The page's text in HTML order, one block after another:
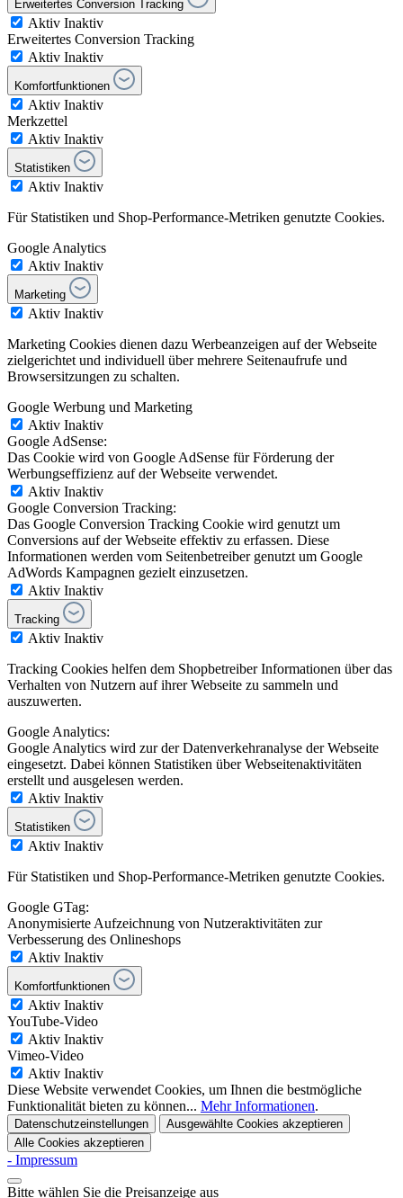
Erweitertes Conversion Tracking
Aktiv Inaktiv
Erweitertes Conversion Tracking
Aktiv Inaktiv
Komfortfunktionen
Aktiv Inaktiv
Merkzettel
Aktiv Inaktiv
Statistiken
Aktiv Inaktiv
Für Statistiken und Shop-Performance-Metriken genutzte Cookies.
Google Analytics
Aktiv Inaktiv
Marketing
Aktiv Inaktiv
Marketing Cookies dienen dazu Werbeanzeigen auf der Webseite
zielgerichtet und individuell über mehrere Seitenaufrufe und
Browsersitzungen zu schalten.
Google Werbung und Marketing
Aktiv Inaktiv
Google AdSense:
Das Cookie wird von Google AdSense für Förderung der
Werbungseffizienz auf der Webseite verwendet.
Aktiv Inaktiv
Google Conversion Tracking:
Das Google Conversion Tracking Cookie wird genutzt um
Conversions auf der Webseite effektiv zu erfassen. Diese
Informationen werden vom Seitenbetreiber genutzt um Google
AdWords Kampagnen gezielt einzusetzen.
Aktiv Inaktiv
Tracking
Aktiv Inaktiv
Tracking Cookies helfen dem Shopbetreiber Informationen über das
Verhalten von Nutzern auf ihrer Webseite zu sammeln und
auszuwerten.
Google Analytics:
Google Analytics wird zur der Datenverkehranalyse der Webseite
eingesetzt. Dabei können Statistiken über Webseitenaktivitäten
erstellt und ausgelesen werden.
Aktiv Inaktiv
Statistiken
Aktiv Inaktiv
Für Statistiken und Shop-Performance-Metriken genutzte Cookies.
Google GTag:
Anonymisierte Aufzeichnung von Nutzeraktivitäten zur
Verbesserung des Onlineshops
Aktiv Inaktiv
Komfortfunktionen
Aktiv Inaktiv
YouTube-Video
Aktiv Inaktiv
Vimeo-Video
Aktiv Inaktiv
Diese Website verwendet Cookies, um Ihnen die bestmögliche
Funktionalität bieten zu können... Mehr Informationen.
Datenschutzeinstellungen
Ausgewählte Cookies akzeptieren
Alle Cookies akzeptieren
- Impressum
Bitte wählen Sie die Preisanzeige aus